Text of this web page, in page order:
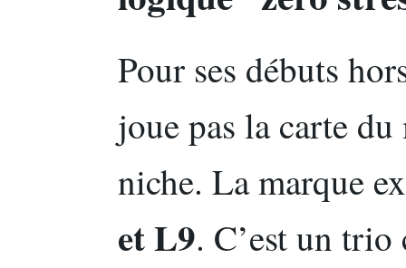
Pour ses débuts
joue pas la carte
niche. La marque
et L9. C’est un